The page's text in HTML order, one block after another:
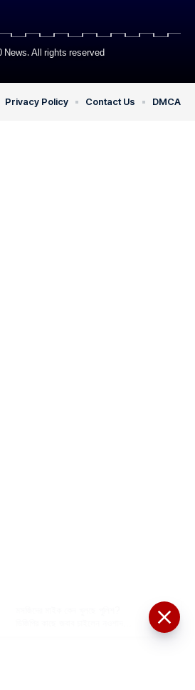
All rights reserved
Privacy Policy Contact Us DMCA